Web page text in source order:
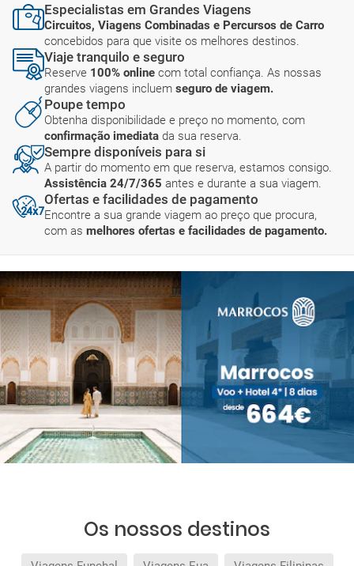
Especialistas em Grandes Viagens
Circuitos, Viagens Combinadas e Percursos de Carro
concebidos para que visite os melhores destinos.
Viaje tranquilo e seguro
Reserve 100% online com total confiança. As nossas
grandes viagens incluem seguro de viagem.
Poupe tempo
Obtenha disponibilidade e preço no momento, com
confirmação imediata da sua reserva.
Sempre disponíveis para si
A partir do momento em que reserva, estamos consigo.
Assistência 24/7/365 antes e durante a sua viagem.
Ofertas e facilidades de pagamento
Encontre a sua grande viagem ao preço que procura,
com as melhores ofertas e facilidades de pagamento.
Os nossos destinos